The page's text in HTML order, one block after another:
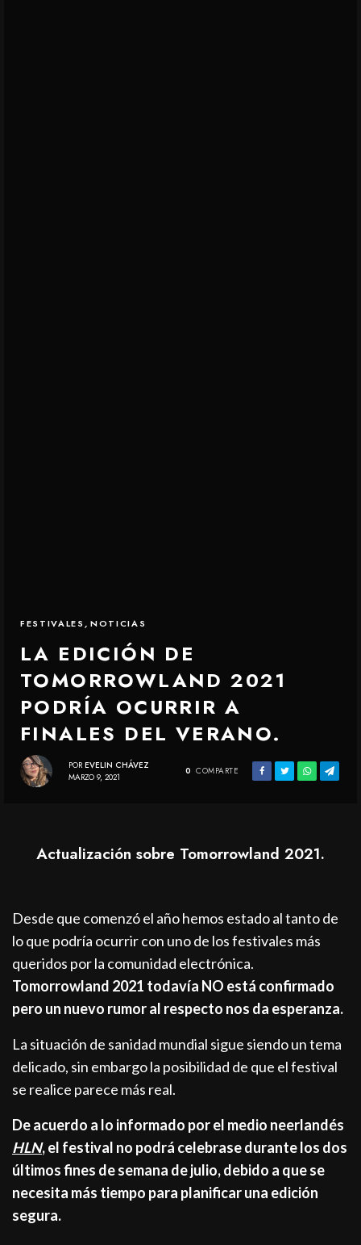
FESTIVALES , NOTICIAS
LA EDICIÓN DE
TOMORROWLAND 2021
PODRÍA OCURRIR A
FINALES DEL VERANO.
POR EVELIN CHÁVEZ
MARZO 9, 2021
0 COMPARTE
Actualización sobre Tomorrowland 2021.
Desde que comenzó el año hemos estado al tanto de
lo que podría ocurrir con uno de los festivales más
queridos por la comunidad electrónica.
Tomorrowland 2021 todavía NO está confirmado
pero un nuevo rumor al respecto nos da esperanza.
La situación de sanidad mundial sigue siendo un tema
delicado, sin embargo la posibilidad de que el festival
se realice parece más real.
De acuerdo a lo informado por el medio neerlandés
HLN, el festival no podrá celebrase durante los dos
últimos fines de semana de julio, debido a que se
necesita más tiempo para planificar una edición
segura.